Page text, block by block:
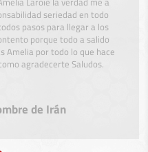
seriedad en todo
pasos para llegar a los
porque todo a salido
Amelia por todo lo que hace
agradecerte Saludos.
de Irán